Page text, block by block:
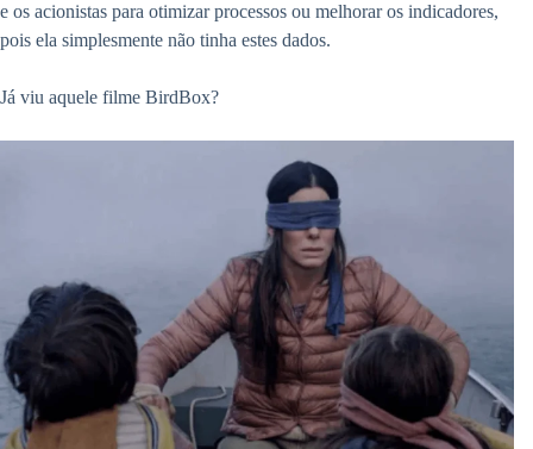
e os acionistas para otimizar processos ou melhorar os indicadores,
pois ela simplesmente não tinha estes dados.
Já viu aquele filme BirdBox?